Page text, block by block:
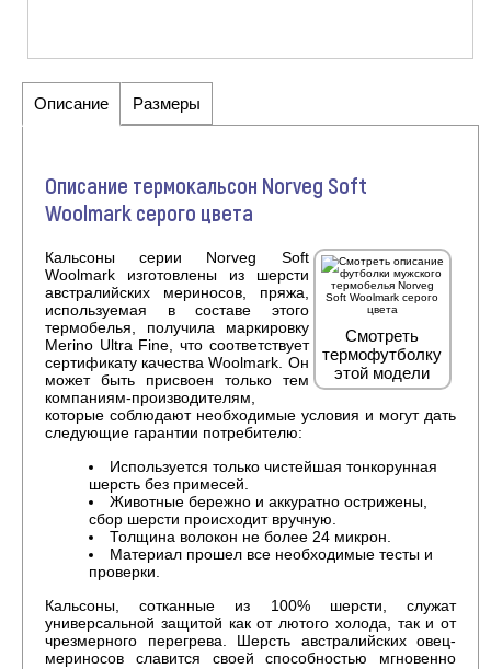
Описание Размеры
Описание термокальсон Norveg Soft
Woolmark серого цвета
Смотреть
термофутболку
этой модели
Кальсоны серии Norveg Soft
Woolmark изготовлены из шерсти
австралийских мериносов, пряжа,
используемая в составе этого
термобелья, получила маркировку
Merino Ultra Fine, что соответствует
сертификату качества Woolmark. Он
может быть присвоен только тем
компаниям-производителям,
которые соблюдают необходимые условия и могут дать
следующие гарантии потребителю:
Используется только чистейшая тонкорунная
шерсть без примесей.
Животные бережно и аккуратно острижены,
сбор шерсти происходит вручную.
Толщина волокон не более 24 микрон.
Материал прошел все необходимые тесты и
проверки.
Кальсоны, сотканные из 100% шерсти, служат
универсальной защитой как от лютого холода, так и от
чрезмерного перегрева. Шерсть австралийских овец-
мериносов славится своей способностью мгновенно